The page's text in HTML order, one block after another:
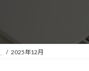
2025年12月